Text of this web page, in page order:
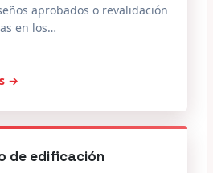
aprobados o revalidación
en los…
→
de edificación